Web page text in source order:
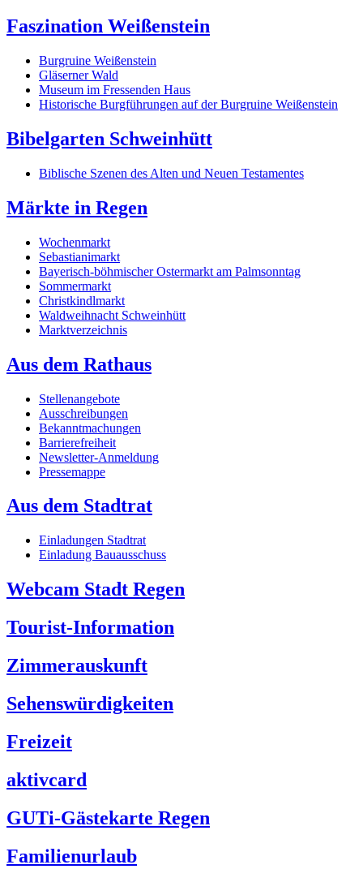
Faszination Weißenstein
Burgruine Weißenstein
Gläserner Wald
Museum im Fressenden Haus
Historische Burgführungen auf der Burgruine Weißenstein
Bibelgarten Schweinhütt
Biblische Szenen des Alten und Neuen Testamentes
Märkte in Regen
Wochenmarkt
Sebastianimarkt
Bayerisch-böhmischer Ostermarkt am Palmsonntag
Sommermarkt
Christkindlmarkt
Waldweihnacht Schweinhütt
Marktverzeichnis
Aus dem Rathaus
Stellenangebote
Ausschreibungen
Bekanntmachungen
Barrierefreiheit
Newsletter-Anmeldung
Pressemappe
Aus dem Stadtrat
Einladungen Stadtrat
Einladung Bauausschuss
Webcam Stadt Regen
Tourist-Information
Zimmerauskunft
Sehenswürdigkeiten
Freizeit
aktivcard
GUTi-Gästekarte Regen
Familienurlaub